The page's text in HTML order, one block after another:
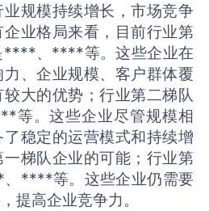
规模持续增长，市场竞争
业格局来看，目前行业第
****、****等。这些企业在
、企业规模、客户群体覆
大的优势；行业第二梯队
等。这些企业尽管规模相
稳定的运营模式和持续增
梯队企业的可能；行业第
****等。这些企业仍需要
提高企业竞争力。